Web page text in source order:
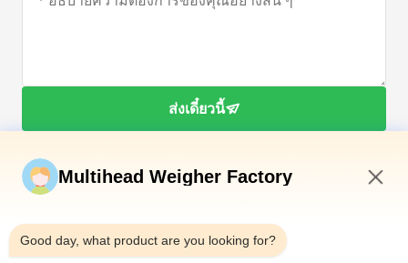
ส่งเดี๋ยวนี้
Multihead Weigher Factory
Good day, what product are you looking for?